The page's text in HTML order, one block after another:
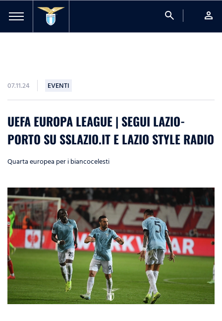
search person
07.11.24 EVENTI
UEFA EUROPA LEAGUE | SEGUI LAZIO-
PORTO SU SSLAZIO.IT E LAZIO STYLE RADIO
Quarta europea per i biancocelesti